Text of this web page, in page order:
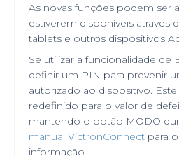
As novas funções podem ser
estiverem disponíveis através
tablets e outros dispositivos
Se utilizar a funcionalidade
definir um PIN para prevenir
autorizado ao dispositivo.
redefinido para o valor de
mantendo o botão MODO
manual VictronConnect para
informação.